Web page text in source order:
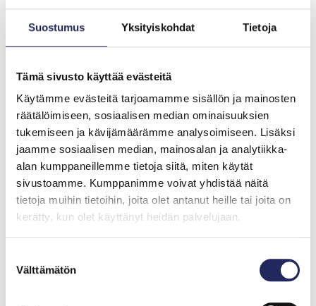
Suostumus Yksityiskohdat Tietoja
Tämä sivusto käyttää evästeitä
Käytämme evästeitä tarjoamamme sisällön ja mainosten
räätälöimiseen, sosiaalisen median ominaisuuksien
tukemiseen ja kävijämäärämme analysoimiseen. Lisäksi
jaamme sosiaalisen median, mainosalan ja analytiikka-
alan kumppaneillemme tietoja siitä, miten käytät
sivustoamme. Kumppanimme voivat yhdistää näitä
tietoja muihin tietoihin, joita olet antanut heille tai joita on
kerätty, kun olet käyttänyt heidän palvelujaan.
valinta
Välttämätön
kuukausilahjoittajaksi
Haluatko pysyä
kartalla Itämeren
tilasta?
hankkeiden etenemisestä, merellisistä